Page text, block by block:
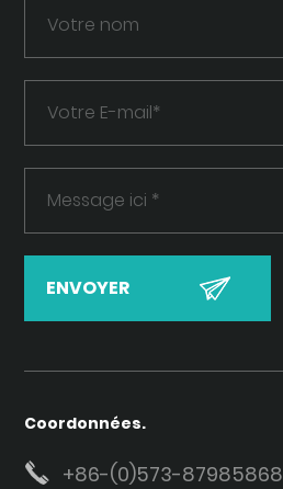
Coordonnées.
+86-(0)573-87985868